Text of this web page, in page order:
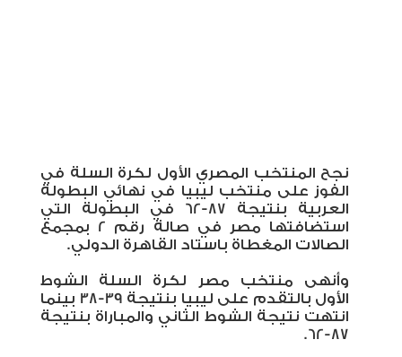
نجح المنتخب المصري الأول لكرة السلة في
الفوز على منتخب ليبيا في نهائي البطولة
العربية بنتيجة 87-62 في البطولة
التي
استضافتها مصر في صالة رقم 2 بمجمع
الصالات المغطاة باستاد القاهرة الدولي.
وأنهى منتخب مصر لكرة السلة الشوط
الأول بالتقدم على ليبيا بنتيجة 39-38 بينما
انتهت نتيجة الشوط الثاني والمباراة بنتيجة
87-62.